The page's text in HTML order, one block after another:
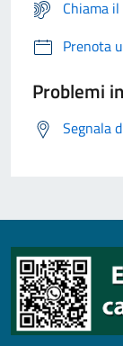
Chiama
Prenota
Problemi
Segnala